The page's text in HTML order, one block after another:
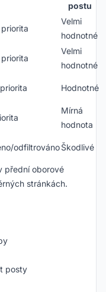
postu
Velmi
hodnotné
Velmi
hodnotné
Hodnotné
Mírná
hodnota
odfiltrovánoŠkodlivé
přední oborové
stránkách.
posty